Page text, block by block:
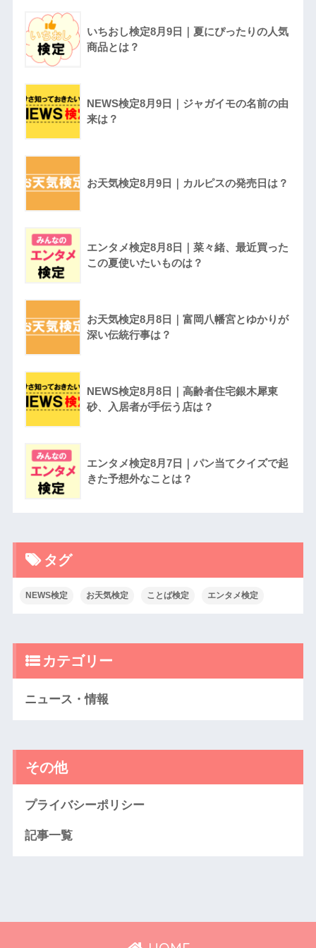
いちおし検定8月9日｜夏にぴったりの人気
商品とは？
NEWS検定8月9日｜ジャガイモの名前の由
来は？
お天気検定8月9日｜カルピスの発売日は？
エンタメ検定8月8日｜菜々緒、最近買った
この夏使いたいものは？
お天気検定8月8日｜富岡八幡宮とゆかりが
深い伝統行事は？
NEWS検定8月8日｜高齢者住宅銀木犀東
砂、入居者が手伝う店は？
エンタメ検定8月7日｜パン当てクイズで起
きた予想外なことは？
タグ
NEWS検定 お天気検定 ことば検定 エンタメ検定
カテゴリー
ニュース・情報
その他
プライバシーポリシー
記事一覧